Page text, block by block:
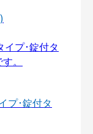
プ･錠付タ